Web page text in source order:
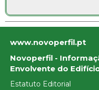
www.novoperfil.pt
Novoperfil -
Envolvente do
Estatuto Editorial